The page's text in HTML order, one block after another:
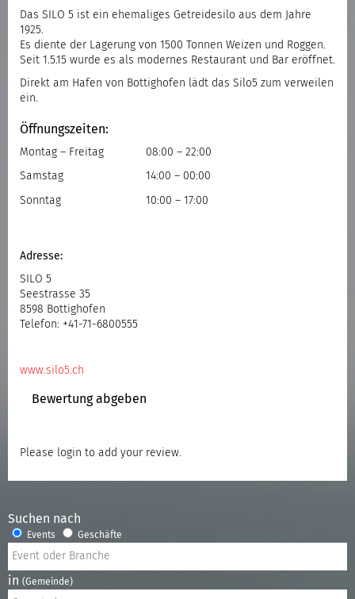
Das SILO 5 ist ein ehemaliges Getreidesilo aus dem Jahre
1925.
Es diente der Lagerung von 1500 Tonnen Weizen und Roggen.
Seit 1.5.15 wurde es als modernes Restaurant und Bar eröffnet.
Direkt am Hafen von Bottighofen lädt das Silo5 zum verweilen
ein.
Öffnungszeiten:
Montag – Freitag 08:00 – 22:00
Samstag 14:00 – 00:00
Sonntag 10:00 – 17:00
Adresse:
SILO 5
Seestrasse 35
8598 Bottighofen
Telefon: +41-71-6800555
www.silo5.ch
Bewertung abgeben
Please login to add your review.
Suchen nach
Events Geschäfte
in (Gemeinde)